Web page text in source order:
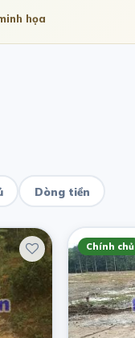
họa
Dòng tiền
Chính chủ